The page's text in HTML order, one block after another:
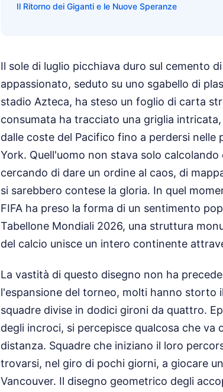
Il Ritorno dei Giganti e le Nuove Speranze
Il sole di luglio picchiava duro sul cemento
appassionato, seduto su uno sgabello di
stadio Azteca, ha steso un foglio di carta
consumata ha tracciato una griglia
dalle coste del Pacifico fino a perdersi nelle
York. Quell'uomo non stava solo
cercando di dare un ordine al caos, di
si sarebbero contese la gloria. In quel
FIFA ha preso la forma di un sentimento
Tabellone Mondiali 2026, una struttura
del calcio unisce un intero continente
La vastità di questo disegno non ha
l'espansione del torneo, molti hanno
squadre divise in dodici gironi da quattro.
degli incroci, si percepisce qualcosa che
distanza. Squadre che iniziano il loro
trovarsi, nel giro di pochi giorni, a giocare
Vancouver. Il disegno geometrico degli